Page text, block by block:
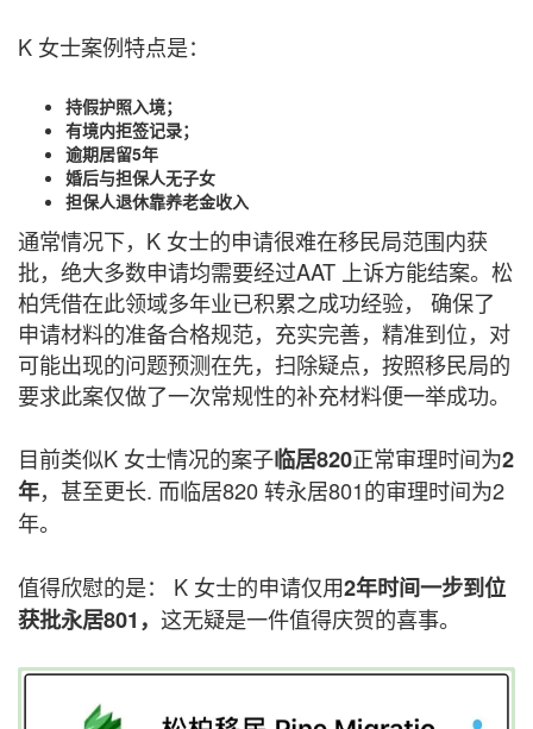
K 女士案例特点是：
持假护照入境；
有境内拒签记录；
逾期居留5年
婚后与担保人无子女
担保人退休靠养老金收入
通常情况下，K 女士的申请很难在移民局范围内获
批，绝大多数申请均需要经过AAT 上诉方能结案。松
柏凭借在此领域多年业已积累之成功经验， 确保了
申请材料的准备合格规范，充实完善，精准到位，对
可能出现的问题预测在先，扫除疑点，按照移民局的
要求此案仅做了一次常规性的补充材料便一举成功。
目前类似K 女士情况的案子临居820正常审理时间为2
年，甚至更长. 而临居820 转永居801的审理时间为2
年。
值得欣慰的是： K 女士的申请仅用2年时间一步到位
获批永居801， 这无疑是一件值得庆贺的喜事。